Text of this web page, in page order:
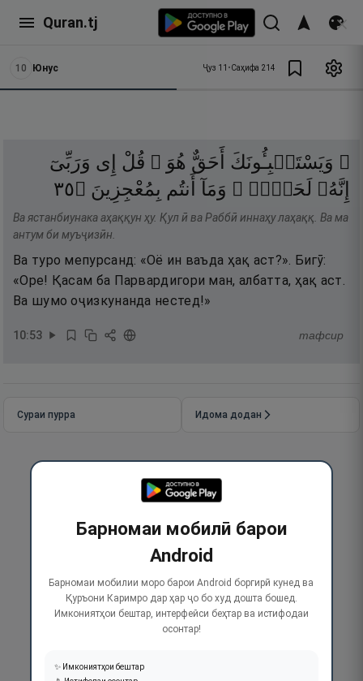
Quran.tj
10 Юнус Ҷуз 11 •Саҳифа 214
۞ وَيَسْتَنۢبِـُٔونَكَ أَحَقٌّ هُوَ ۖ قُلْ إِى وَرَبِّىٓ
إِنَّهُۥ لَحَقٌّۭ ۖ وَمَآ أَنتُم بِمُعْجِزِينَ ۝٥٣
Ва ястанбиунака аҳаққун ҳу. Қул ӣ ва Раббӣ иннаҳу лаҳаққ. Ва ма
антум би муъҷизӣн.
Ва туро мепурсанд: «Оё ин ваъда ҳақ аст?». Бигӯ:
«Оре! Қасам ба Парвардигори ман, албатта, ҳақ аст.
Ва шумо оҷизкунанда нестед!»
10:53 тафсир
Сураи пурра Идома додан
Барномаи мобилӣ барои
Android
Барномаи мобилии моро барои Android боргирӣ кунед ва
Қуръони Каримро дар ҳар ҷо бо худ дошта бошед.
Имкониятҳои бештар, интерфейси беҳтар ва истифодаи
осонтар!
✨ Имкониятҳои бештар